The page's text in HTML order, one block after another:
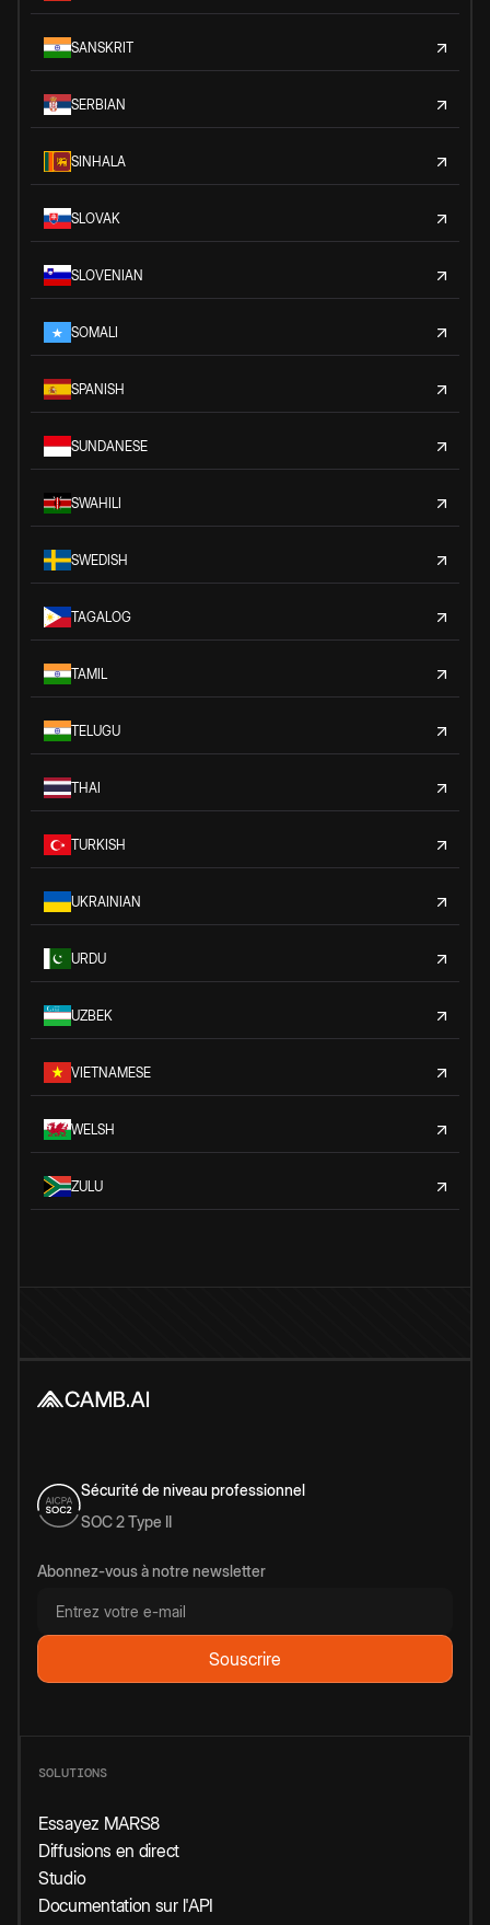
SANSKRIT
SERBIAN
SINHALA
SLOVAK
SLOVENIAN
SOMALI
SPANISH
SUNDANESE
SWAHILI
SWEDISH
TAGALOG
TAMIL
TELUGU
THAI
TURKISH
UKRAINIAN
URDU
UZBEK
VIETNAMESE
WELSH
ZULU
Sécurité de niveau professionnel
SOC 2 Type II
Abonnez-vous à notre newsletter
SOLUTIONS
Essayez MARS8
Diffusions en direct
Studio
Documentation sur l'API